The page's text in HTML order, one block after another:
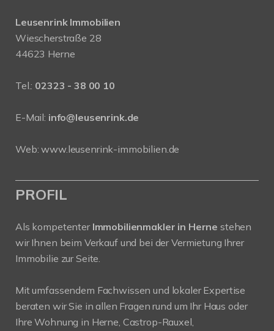
Leusenrink Immobilien
Wiescherstraße 28
44623 Herne
Tel.: 02323 - 38 00 10
E-Mail: info@leusenrink.de
Web:www.leusenrink-immobilien.de
PROFIL
Als kompetenter Immobilienmakler in Herne stehen
wir Ihnen beim Verkauf und bei der Vermietung Ihrer
Immobilie zur Seite.
Mit umfassendem Fachwissen und lokaler Expertise
beraten wir Sie in allen Fragen rund um Ihr Haus oder
Ihre Wohnung in Herne, Castrop-Rauxel,